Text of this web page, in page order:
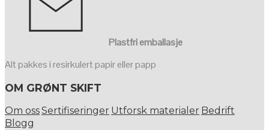
Plastfri emballasje
Alt pakkes i resirkulert papir eller papp
OM GRØNT SKIFT
Om ossSertifiseringer Utforsk materialer Bedrift
Blogg